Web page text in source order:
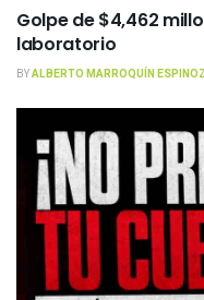
Golpe de $4,462
laboratorio
BYALBERTO MARROQUÍN